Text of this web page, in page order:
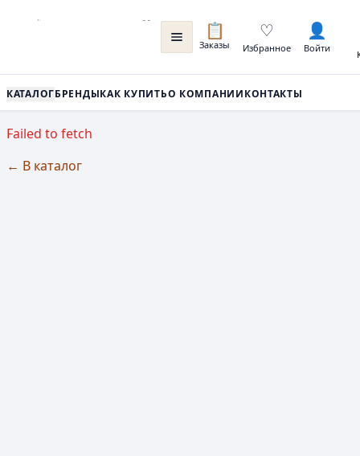
📋
Заказы
♡
Избранное
👤
Войти
КАТАЛОГБРЕНДЫКАК КУПИТЬО КОМПАНИИКОНТАКТЫ
Failed to fetch
← В каталог